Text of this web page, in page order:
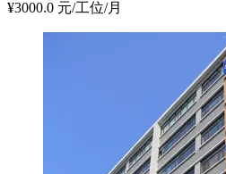
¥3000.0 元/工位/月